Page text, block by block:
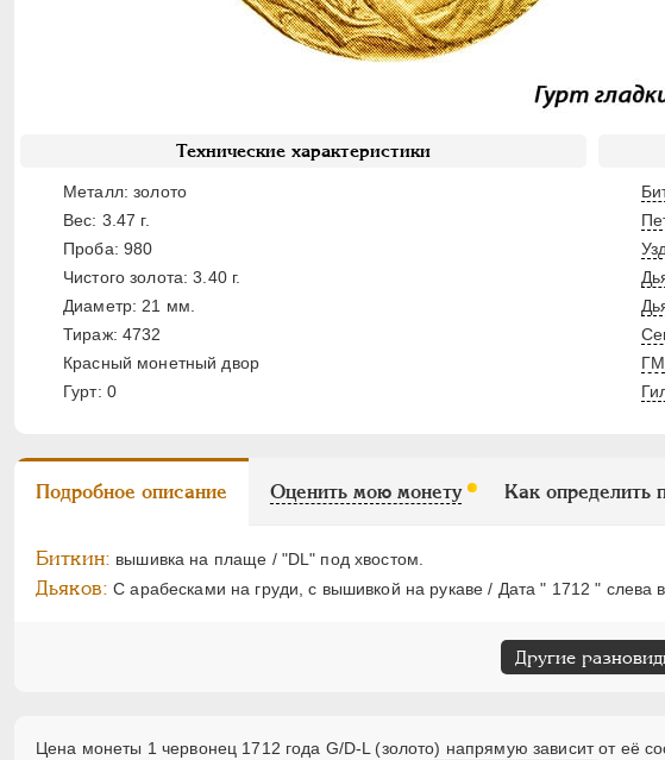
Технические характеристики
Металл: золото
Вес: 3.47 г.
Проба: 980
Чистого золота: 3.40 г.
Диаметр: 21 мм.
Тираж: 4732
Красный монетный двор
Гурт: 0
ГМ
Подробное описание Оценить мою монету Как определить
Биткин: вышивка на плаще / "DL" под хвостом.
Дьяков: С арабесками на груди, с вышивкой на рукаве / Дата " 1712 " слева
Другие
Цена монеты 1 червонец 1712 года G/D-L (золото) напрямую зависит от её